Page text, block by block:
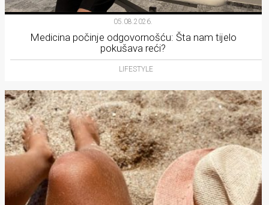
05.08.2026.
Medicina počinje odgovornošću: Šta nam tijelo
pokušava reći?
LIFESTYLE